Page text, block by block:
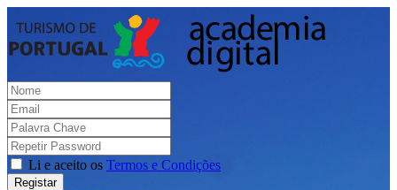
Li e aceito os Termos e Condições
Registar